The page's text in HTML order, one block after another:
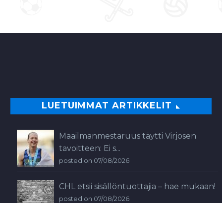
LUETUIMMAT ARTIKKELIT
Maailmanmestaruus täytti Virjosen
tavoitteen: Ei s...
posted on 07/08/2026
CHL etsii sisällöntuottajia – hae mukaan!
posted on 07/08/2026